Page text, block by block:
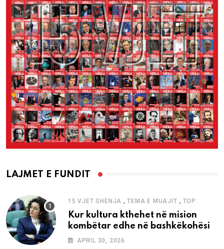
LAJMET E FUNDIT
15 VJET SHENJA ,TEMA E MUAJIT , TOP
Kur kultura kthehet në mision
kombëtar edhe në bashkëkohësi
APRIL 30, 2026